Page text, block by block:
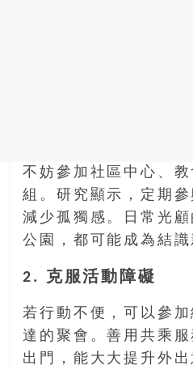
不妨參加社區中心、
組。研究顯示，定期
減少孤獨感。日常光顧
公園，都可能成為結識
2. 克服活動障礙
若行動不便，可以參加
達的聚會。善用共乘
出門，能大大提升外出